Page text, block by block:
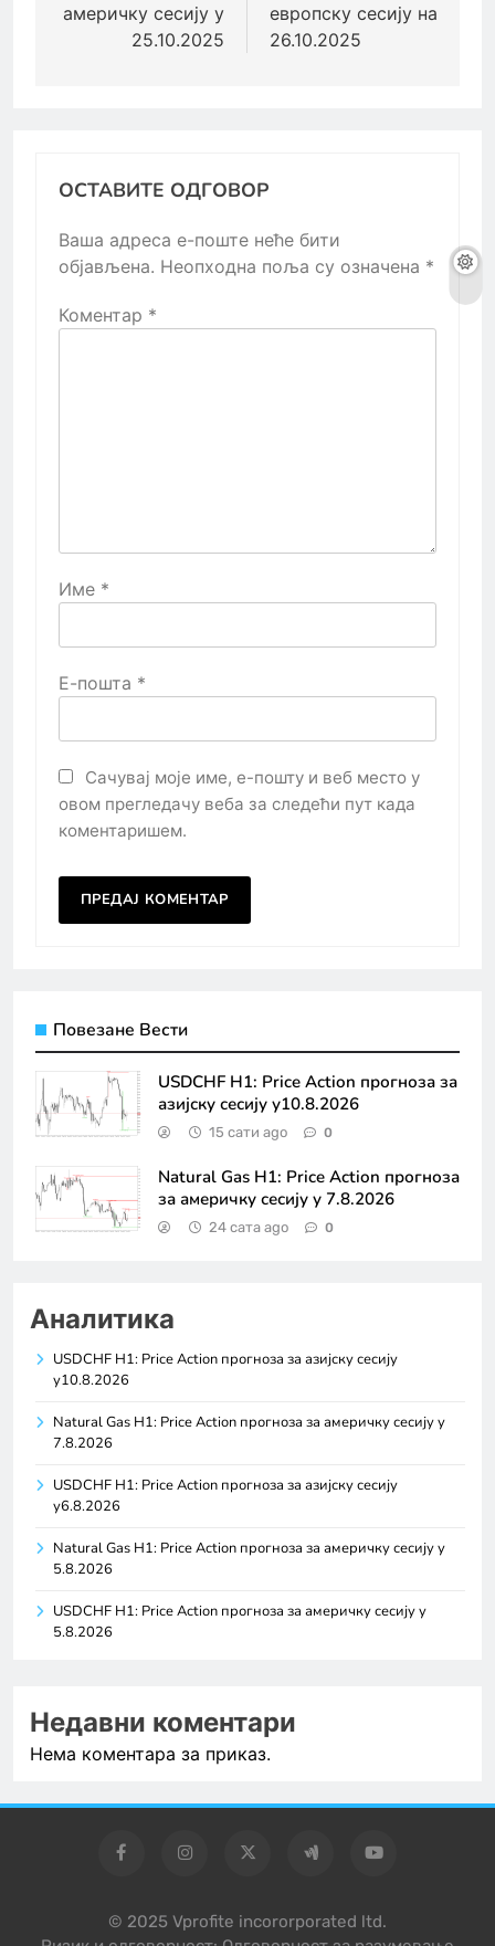
америчку сесију у
25.10.2025
европску сесију на
26.10.2025
ОСТАВИТЕ ОДГОВОР
Ваша адреса е-поште неће бити
објављена. Неопходна поља су означена *
Коментар *
Име *
Е-пошта *
Сачувај моје име, е-пошту и веб место у
овом прегледачу веба за следећи пут када
коментаришем.
Повезане Вести
USDCHF H1: Price Action прогноза за
азијску сесију у10.8.2026
15 сати ago 0
Natural Gas H1: Price Action прогноза
за америчку сесију у 7.8.2026
24 сата ago 0
Аналитика
USDCHF H1: Price Action прогноза за азијску сесију
у10.8.2026
Natural Gas H1: Price Action прогноза за америчку сесију у
7.8.2026
USDCHF H1: Price Action прогноза за азијску сесију
у6.8.2026
Natural Gas H1: Price Action прогноза за америчку сесију у
5.8.2026
USDCHF H1: Price Action прогноза за америчку сесију у
5.8.2026
Недавни коментари
Нема коментара за приказ.
© 2025 Vprofite incororporated ltd.